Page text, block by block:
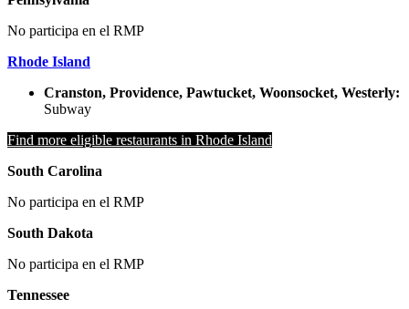
No participa en el RMP
Rhode Island
Cranston, Providence, Pawtucket, Woonsocket, Westerly:
Subway
Find more eligible restaurants in Rhode Island
South Carolina
No participa en el RMP
South Dakota
No participa en el RMP
Tennessee